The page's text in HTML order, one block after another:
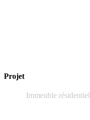
Projet
Immeuble résidentiel